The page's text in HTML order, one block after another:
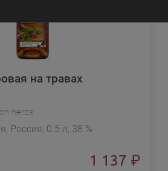
на травах
herbs
Россия, 0.5 л, 38 %
1 137 ₽